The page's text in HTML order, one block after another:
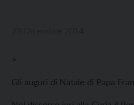
>
Gli auguri di Natale di Papa